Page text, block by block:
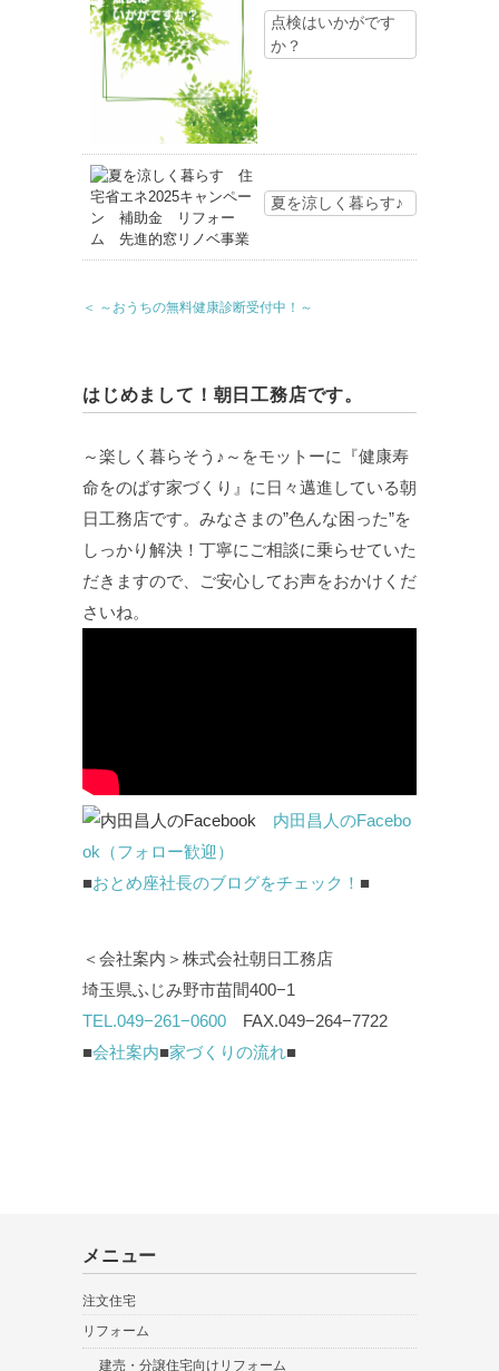
点検はいかがです
か？
夏を涼しく暮らす♪
＜ ～おうちの無料健康診断受付中！～
はじめまして！朝日工務店です。
～楽しく暮らそう♪～をモットーに『健康寿
命をのばす家づくり』に日々邁進している朝
日工務店です。みなさまの”色んな困った”を
しっかり解決！丁寧にご相談に乗らせていた
だきますので、ご安心してお声をおかけくだ
さいね。
内田昌人のFacebo
ok（フォロー歓迎）
■おとめ座社長のブログをチェック！ ■
＜会社案内＞株式会社朝日工務店
埼玉県ふじみ野市苗間400−1
TEL.049−261−0600 FAX.049−264−7722
■会社案内■家づくりの流れ■
メニュー
注文住宅
リフォーム
建売・分譲住宅向けリフォーム